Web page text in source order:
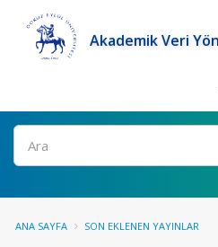
Akademik Veri
Ara
ANA SAYFA SON EKLENEN YAYINLAR